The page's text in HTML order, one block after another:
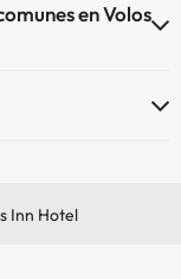
en Volos
Inn Hotel